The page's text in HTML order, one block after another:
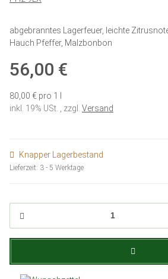
abgebranntes Lagerfeuer, leichte
Hauch Pfeffer, Malzbonbon
56,00 €
80,00 € pro 1 l
inkl. 19% USt. , zzgl. Versand
Knapper Lagerbestand
Lieferzeit: 3 - 5 Werktage